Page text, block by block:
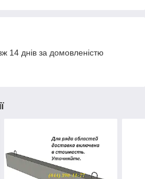
14 днів за домовленістю